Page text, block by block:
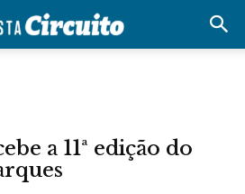
a 11ª edição do